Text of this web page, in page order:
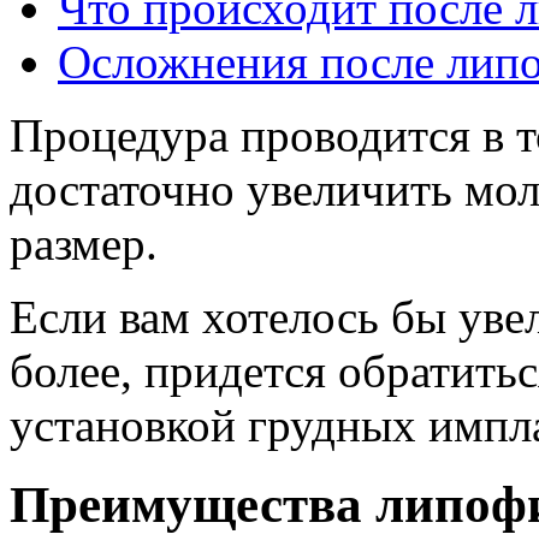
Осложнения после
Процедура проводится в
достаточно увеличить
размер.
Если вам хотелось бы
более, придется
установкой грудных
Преимущества